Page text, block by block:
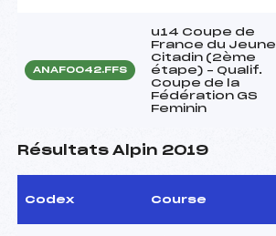
ANAF0042.FFS
u14 Coupe de
France du Jeune
Citadin (2ème
étape) – Qualif.
Coupe de la
Fédération GS
Feminin
Résultats Alpin 2019
Codex Course